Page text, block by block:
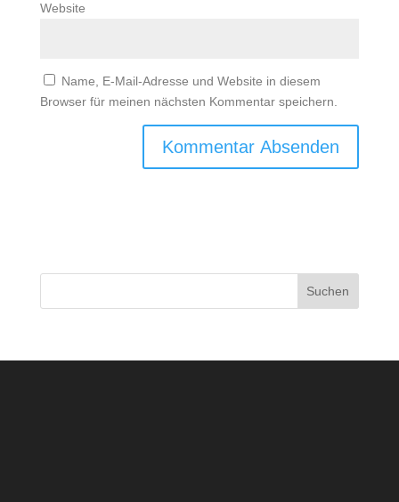
Website
Name, E-Mail-Adresse und Website in diesem
Browser für meinen nächsten Kommentar speichern.
Suchen